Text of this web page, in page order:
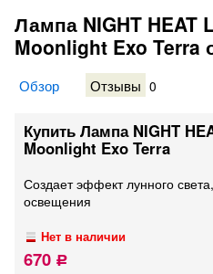
Лампа NIGHT HEAT
Moonlight Exo Terra
Обзор Отзывы 0
Купить Лампа NIGHT
Moonlight Exo Terra
​Создает эффект лунного
освещения
Нет в наличии
670 Р